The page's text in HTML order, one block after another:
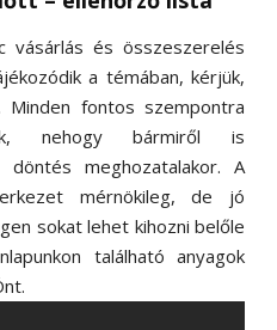
vásárlás és összeszerelés
a témában, kérjük,
fontos szempontra
nehogy bármiről is
meghozatalakor. A
mérnökileg, de jó
sokat lehet kihozni belőle
található anyagok